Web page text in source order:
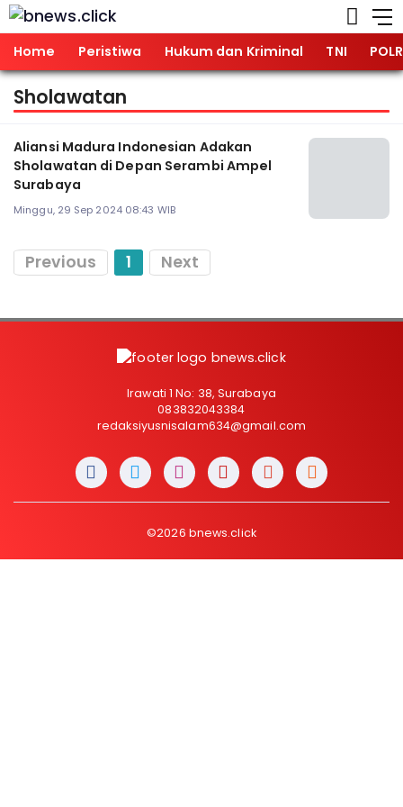
Home Peristiwa Hukum dan Kriminal TNI
Sholawatan
Aliansi Madura Indonesian Adakan
Sholawatan di Depan Serambi Ampel
Surabaya
Minggu, 29 Sep 2024 08:43 WIB
Previous 1 Next
Irawati 1 No: 38, Surabaya
083832043384
redaksiyusnisalam634@gmail.com
©2026 bnews.click